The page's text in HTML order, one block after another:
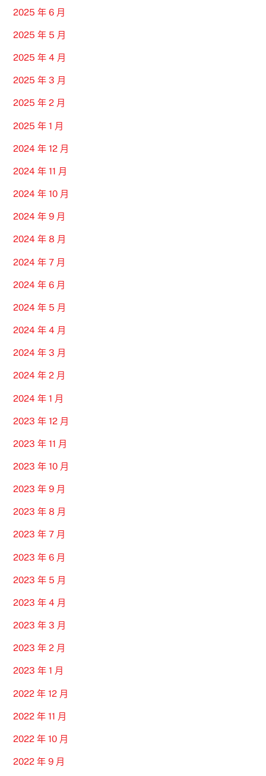
2025 年 6 月
2025 年 5 月
2025 年 4 月
2025 年 3 月
2025 年 2 月
2025 年 1 月
2024 年 12 月
2024 年 11 月
2024 年 10 月
2024 年 9 月
2024 年 8 月
2024 年 7 月
2024 年 6 月
2024 年 5 月
2024 年 4 月
2024 年 3 月
2024 年 2 月
2024 年 1 月
2023 年 12 月
2023 年 11 月
2023 年 10 月
2023 年 9 月
2023 年 8 月
2023 年 7 月
2023 年 6 月
2023 年 5 月
2023 年 4 月
2023 年 3 月
2023 年 2 月
2023 年 1 月
2022 年 12 月
2022 年 11 月
2022 年 10 月
2022 年 9 月